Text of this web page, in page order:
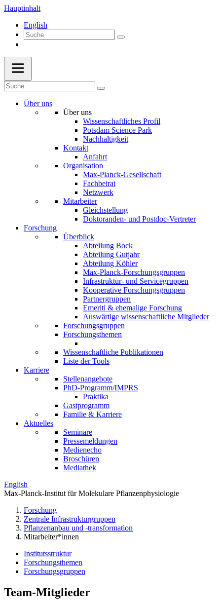
Hauptinhalt
English
Über uns
Über uns
Wissenschaftliches Profil
Potsdam Science Park
Nachhaltigkeit
Kontakt
Anfahrt
Organisation
Max-Planck-Gesellschaft
Fachbeirat
Netzwerk
Mitarbeiter
Gleichstellung
Doktoranden- und Postdoc-Vertreter
Forschung
Überblick
Abteilung Bock
Abteilung Gutjahr
Abteilung Köhler
Max-Planck-Forschungsgruppen
Infrastruktur- und Servicegruppen
Kooperative Forschungsgruppen
Partnergruppen
Emeriti & ehemalige Forschung
Auswärtige wissenschaftliche Mitglieder
Forschungsgruppen
Forschungsthemen
Wissenschaftliche Publikationen
Liste der Tools
Karriere
Stellenangebote
PhD-Programm/IMPRS
Praktika
Gastprogramm
Familie & Karriere
Aktuelles
Seminare
Pressemeldungen
Medienecho
Broschüren
Mediathek
English
Max-Planck-Institut für Molekulare Pflanzenphysiologie
Forschung
Zentrale Infrastrukturgruppen
Pflanzenanbau und -transformation
Mitarbeiter*innen
Institutsstruktur
Forschungsthemen
Forschungsgruppen
Team-Mitglieder